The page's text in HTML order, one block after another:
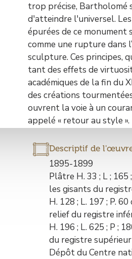
trop précise, Bartholomé
d'atteindre l'universel.
épurées de ce monument
comme une rupture dans
sculpture. Ces principes,
tant des effets de
académiques de la fin du
des créations
ouvrent la voie à un
appelé « retour au style ».
Descriptif de
Description
de
l’œuvre
1895-1899
Plâtre H. 33 ; L ; 165
les gisants du
H. 128 ; L. 197 ; P.
relief du registre
H. 196 ; L. 625 ; P ;
du registre supérieur
Dépôt du Centre